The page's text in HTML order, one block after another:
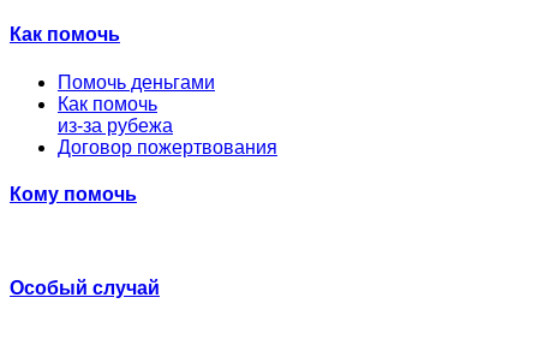
Как помочь
Помочь деньгами
Как помочь
из-за рубежа
Договор пожертвования
Кому помочь
Особый случай